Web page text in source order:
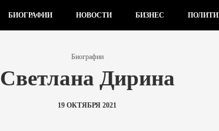
БИОГРАФИИ НОВОСТИ БИЗНЕС
Биографии
Светлана Дирина
19 ОКТЯБРЯ 2021